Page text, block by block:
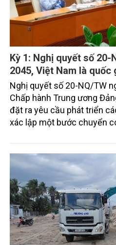
Kỳ 1: Nghị quyết số 20-
2045, Việt Nam là quốc
Nghị quyết số 20-NQ/TW
Chấp hành Trung ương
đặt ra yêu cầu phát triển
xác lập một bước chuyển
"phát triển kinh tế ven
gia biển mạnh". Trong
nghiệp và Môi trường giữ
từ hoàn thiện thể chế, quy
quản lý tài nguyên đến
hệ sinh thái và kiến tạo
dân ven biển, hải đảo.